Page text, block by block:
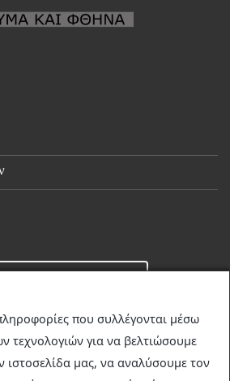
☎23510 36349
που συλλέγονται μέσω
τεχνολογιών για να βελτιώσουμε
ιστοσελίδα μας, να αναλύσουμε τον